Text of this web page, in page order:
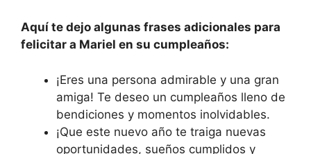
Aquí te dejo algunas frases adicionales para
felicitar a Mariel en su cumpleaños:
¡Eres una persona admirable y una gran
amiga! Te deseo un cumpleaños lleno de
bendiciones y momentos inolvidables.
¡Que este nuevo año te traiga nuevas
oportunidades, sueños cumplidos y